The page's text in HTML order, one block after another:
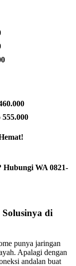
555.000
Hubungi WA 0821-
di
punya jaringan
Apalagi dengan
andalan buat